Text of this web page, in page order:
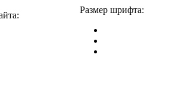
Размер шрифта: